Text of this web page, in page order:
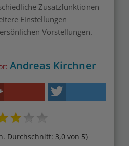
Zusatzfunktionen
Einstellungen
Vorstellungen.
Andreas Kirchner
Durchschnitt: 3,0 von 5)